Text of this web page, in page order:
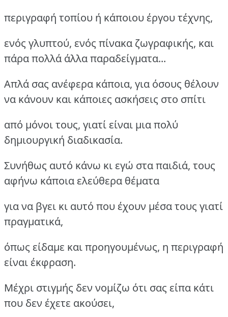
περιγραφή τοπίου ή κάποιου έργου τέχνης,
ενός γλυπτού, ενός πίνακα ζωγραφικής, και
πάρα πολλά άλλα παραδείγματα...
Απλά σας ανέφερα κάποια, για όσους θέλουν
να κάνουν και κάποιες ασκήσεις στο σπίτι
από μόνοι τους, γιατί είναι μια πολύ
δημιουργική διαδικασία.
Συνήθως αυτό κάνω κι εγώ στα παιδιά, τους
αφήνω κάποια ελεύθερα θέματα
για να βγει κι αυτό που έχουν μέσα τους γιατί
πραγματικά,
όπως είδαμε και προηγουμένως, η περιγραφή
είναι έκφραση.
Μέχρι στιγμής δεν νομίζω ότι σας είπα κάτι
που δεν έχετε ακούσει,